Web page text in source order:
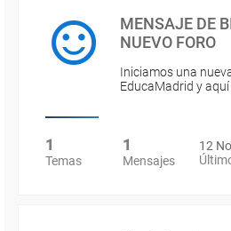
MENSAJE DE
NUEVO FORO
Iniciamos una
EducaMadrid y
1
Temas
1
Mensajes
12